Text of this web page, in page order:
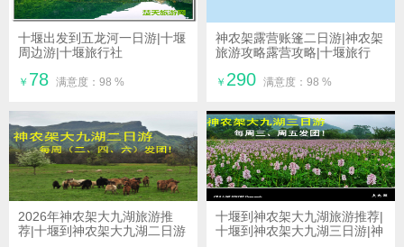
十堰出发到五龙河一日游|十堰
周边游|十堰旅行社
￥ 78 满意度：98 %
神农架露营账篷二日游|神农架
旅游攻略露营攻略|十堰旅行
￥ 290 满意度：98 %
2026年神农架大九湖旅游推
荐|十堰到神农架大九湖二日游
十堰到神农架大九湖旅游推荐|
十堰到神农架大九湖三日游|神